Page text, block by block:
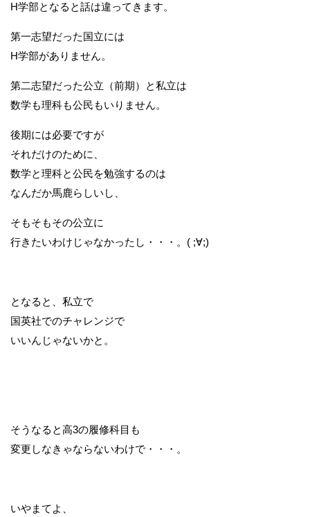
H学部となると話は違ってきます。
第一志望だった国立には
H学部がありません。
第二志望だった公立（前期）と私立は
数学も理科も公民もいりません。
後期には必要ですが
それだけのために、
数学と理科と公民を勉強するのは
なんだか馬鹿らしいし、
そもそもその公立に
行きたいわけじゃなかったし・・・。( ;∀;)
となると、私立で
国英社でのチャレンジで
いいんじゃないかと。
そうなると高3の履修科目も
変更しなきゃならないわけで・・・。
いやまてよ、